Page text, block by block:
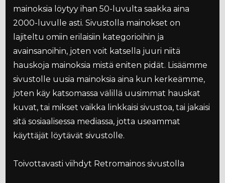
mainoksia löytyy ihan 50-luvulta saakka aina
2000-luvulle asti. Sivustolla mainokset on
lajiteltu omiin erilaisiin kategorioihin ja
avainsanoihin, joten voit katsella juuri niitä
hauskoja mainoksia mistä eniten pidät. Lisäämme
sivustolle uusia mainoksia aina kun kerkeämme,
joten käy katsomassa välillä uusimmat hauskat
kuvat, tai mikset vaikka linkkaisi sivustoa, tai jakaisi
sitä sosiaalisessa mediassa, jotta useammat
käyttäjät löytävät sivustolle.
Toivottavasti viihdyt Retromainos sivustolla